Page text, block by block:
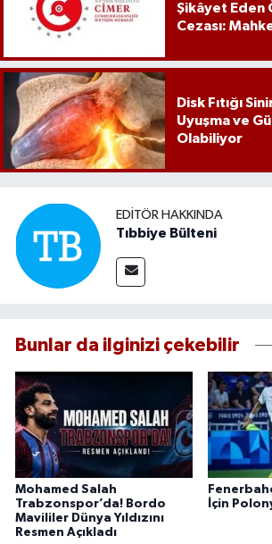
Şikâyet Eden
Cezası:
Disk Fıtığı
Uyuşma ve
Olabiliyor
EDITÖR HAKKINDA
Tıbbiye Bülteni
Bunlar da ilginizi çekebilir
Mohamed Salah
Trabzonspor’da! Bordo
Mavililer Dünya Yıldızını
Resmen Açıkladı
İçin